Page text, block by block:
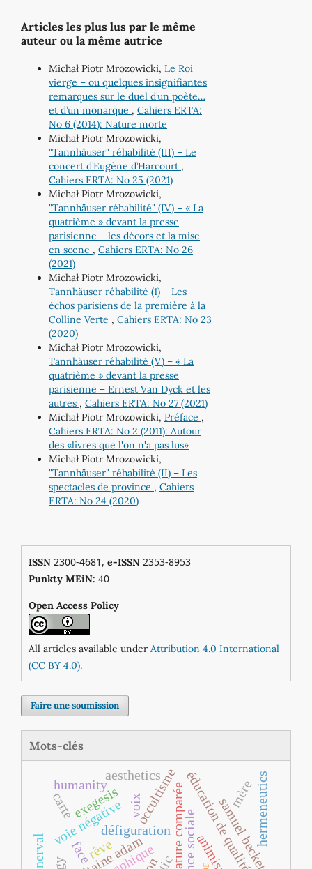
Articles les plus lus par le même
auteur ou la même autrice
Michał Piotr Mrozowicki, Le Roi
vierge – ou quelques insignifiantes
remarques sur le duel d’un poète…
et d’un monarque , Cahiers ERTA:
No 6 (2014): Nature morte
Michał Piotr Mrozowicki,
"Tannhäuser" réhabilité (III) – Le
concert d’Eugène d’Harcourt ,
Cahiers ERTA: No 25 (2021)
Michał Piotr Mrozowicki,
"Tannhäuser réhabilité" (IV) – « La
quatrième » devant la presse
parisienne – les décors et la mise
en scene , Cahiers ERTA: No 26
(2021)
Michał Piotr Mrozowicki,
Tannhäuser réhabilité (1) – Les
échos parisiens de la première à la
Colline Verte , Cahiers ERTA: No 23
(2020)
Michał Piotr Mrozowicki,
Tannhäuser réhabilité (V) – « La
quatrième » devant la presse
parisienne – Ernest Van Dyck et les
autres , Cahiers ERTA: No 27 (2021)
Michał Piotr Mrozowicki, Préface ,
Cahiers ERTA: No 2 (2011): Autour
des «livres que l'on n'a pas lus»
Michał Piotr Mrozowicki,
"Tannhäuser" réhabilité (II) – Les
spectacles de province , Cahiers
ERTA: No 24 (2020)
ISSN2300-4681, e-ISSN2353-8953
Punkty MEiN: 40
Open Access Policy
All articles available under Attribution 4.0 International
(CC BY 4.0).
Faire une soumission
Mots-clés
éducation de qualité
littérature comparée
défiguration
voie négative samuel beckett
occultisme
rêve
hermeneutics
exegesis voix
humanity
aesthetics
carte mère
face